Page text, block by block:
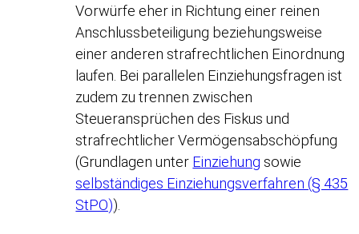
Vorwürfe eher in Richtung einer reinen
Anschlussbeteiligung beziehungsweise
einer anderen strafrechtlichen Einordnung
laufen. Bei parallelen Einziehungsfragen ist
zudem zu trennen zwischen
Steueransprüchen des Fiskus und
strafrechtlicher Vermögensabschöpfung
(Grundlagen unter Einziehung sowie
selbständiges Einziehungsverfahren (§ 435
StPO)).